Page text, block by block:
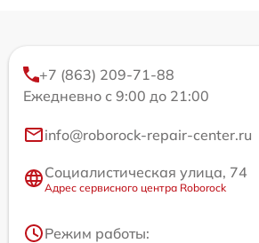
+7 (863) 209-71-88
Ежедневно с 9:00 до 21:00
info@roborock-repair-center.ru
Социалистическая улица, 74
Адрес сервисного центра Roborock
Режим работы: